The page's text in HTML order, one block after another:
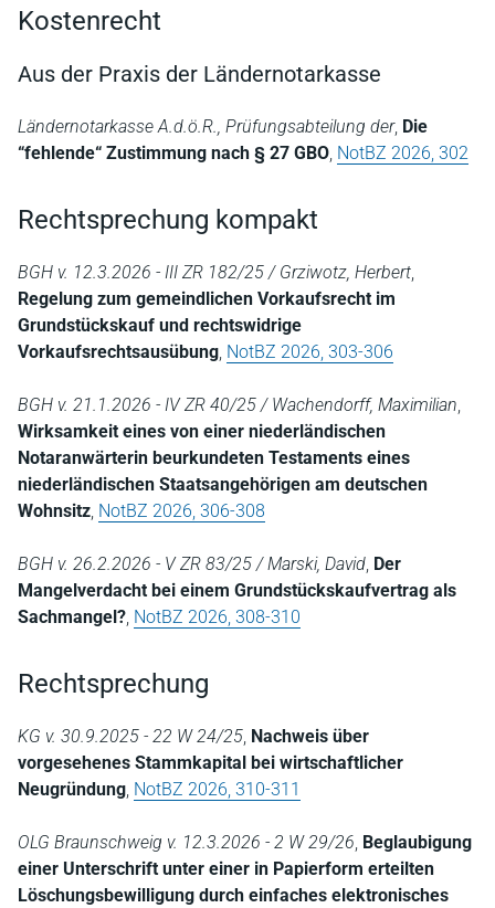
Kostenrecht
Aus der Praxis der Ländernotarkasse
Ländernotarkasse A.d.ö.R., Prüfungsabteilung der, Die
“fehlende“ Zustimmung nach § 27 GBO, NotBZ 2026, 302
Rechtsprechung kompakt
BGH v. 12.3.2026 - III ZR 182/25 / Grziwotz, Herbert,
Regelung zum gemeindlichen Vorkaufsrecht im
Grundstückskauf und rechtswidrige
Vorkaufsrechtsausübung, NotBZ 2026, 303-306
BGH v. 21.1.2026 - IV ZR 40/25 / Wachendorff, Maximilian,
Wirksamkeit eines von einer niederländischen
Notaranwärterin beurkundeten Testaments eines
niederländischen Staatsangehörigen am deutschen
Wohnsitz, NotBZ 2026, 306-308
BGH v. 26.2.2026 - V ZR 83/25 / Marski, David, Der
Mangelverdacht bei einem Grundstückskaufvertrag als
Sachmangel?, NotBZ 2026, 308-310
Rechtsprechung
KG v. 30.9.2025 - 22 W 24/25, Nachweis über
vorgesehenes Stammkapital bei wirtschaftlicher
Neugründung, NotBZ 2026, 310-311
OLG Braunschweig v. 12.3.2026 - 2 W 29/26, Beglaubigung
einer Unterschrift unter einer in Papierform erteilten
Löschungsbewilligung durch einfaches elektronisches